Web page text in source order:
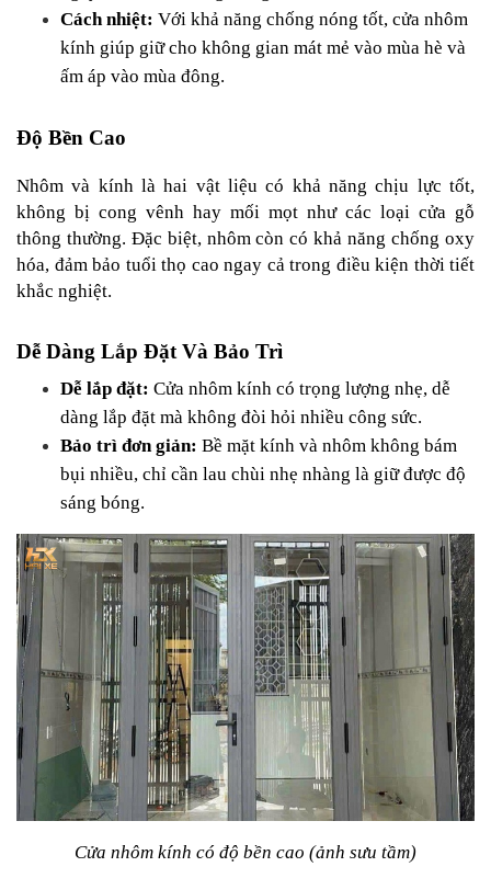
Cách nhiệt: Với khả năng chống nóng tốt, cửa nhôm
kính giúp giữ cho không gian mát mẻ vào mùa hè và
ấm áp vào mùa đông.
Độ Bền Cao
Nhôm và kính là hai vật liệu có khả năng chịu lực tốt,
không bị cong vênh hay mối mọt như các loại cửa gỗ
thông thường. Đặc biệt, nhôm còn có khả năng chống oxy
hóa, đảm bảo tuổi thọ cao ngay cả trong điều kiện thời tiết
khắc nghiệt.
Dễ Dàng Lắp Đặt Và Bảo Trì
Dễ lắp đặt: Cửa nhôm kính có trọng lượng nhẹ, dễ
dàng lắp đặt mà không đòi hỏi nhiều công sức.
Bảo trì đơn giản: Bề mặt kính và nhôm không bám
bụi nhiều, chỉ cần lau chùi nhẹ nhàng là giữ được độ
sáng bóng.
Cửa nhôm kính có độ bền cao (ảnh sưu tầm)